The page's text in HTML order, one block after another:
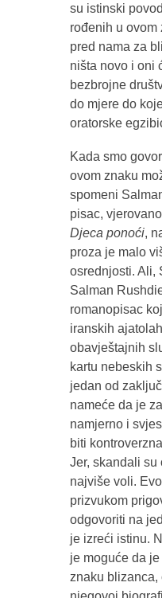
su istinski
rođenih u ovom
pred nama za
ništa novo i oni
bezbrojne
do mjere do
oratorske
Kada smo
ovom znaku
spomeni
pisac,
Djeca ponoći,
proza je malo
osrednjosti. Ali,
Salman
romanopisac
iranskih
obavještajnih
kartu nebeskih
jedan od
nameće da je
namjerno i
biti
Jer, skandali su
najviše voli.
prizvukom
odgovoriti na
je izreći istinu.
je moguće da
znaku blizanca,